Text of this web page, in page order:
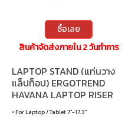
ซื้อเลย
สินค้าจัดส่งภายใน 2 วันทำการ
LAPTOP STAND (แท่นวาง
แล็ปท็อป) ERGOTREND
HAVANA LAPTOP RISER
(8850001004758)
• For Laptop / Tablet 7"-17.3"